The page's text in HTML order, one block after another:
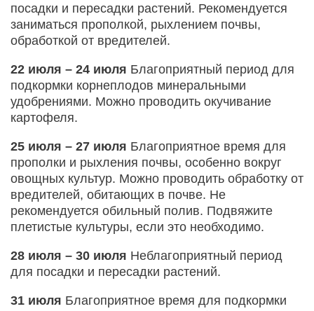
посадки и пересадки растений. Рекомендуется
заниматься прополкой, рыхлением почвы,
обработкой от вредителей.
22 июля – 24 июля Благоприятный период для
подкормки корнеплодов минеральными
удобрениями. Можно проводить окучивание
картофеля.
25 июля – 27 июля Благоприятное время для
прополки и рыхления почвы, особенно вокруг
овощных культур. Можно проводить обработку от
вредителей, обитающих в почве. Не
рекомендуется обильный полив. Подвяжите
плетистые культуры, если это необходимо.
28 июля – 30 июля Неблагоприятный период
для посадки и пересадки растений.
31 июля Благоприятное время для подкормки